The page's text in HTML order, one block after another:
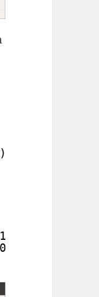
), 1 ),
& " - "
) * 5 + 5,
& " - "
) * 10 + 10